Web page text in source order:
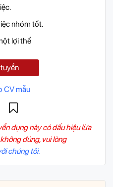
nhóm tốt.
lợi thế
CV mẫu
dụng này có dấu hiệu lừa
đúng, vui lòng
chúng tôi.